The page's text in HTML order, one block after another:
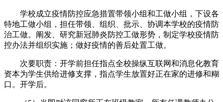
学校成立疫情防控应急措置带领小组和工做小组，下设各
特地工做小组，担任带领、组织、批示、协调本学校的疫情防
治工做。阐发、研究新冠肺炎防控工做形势，制定学校疫情防
控办法并组织实施；做好疫情的善后处置工做。
次要职责：开学前担任指点全校操纵互联网和消息化教育
资本为学生供给进修支撑，指点学生放置好正在家的进修和糊
口。开学后。